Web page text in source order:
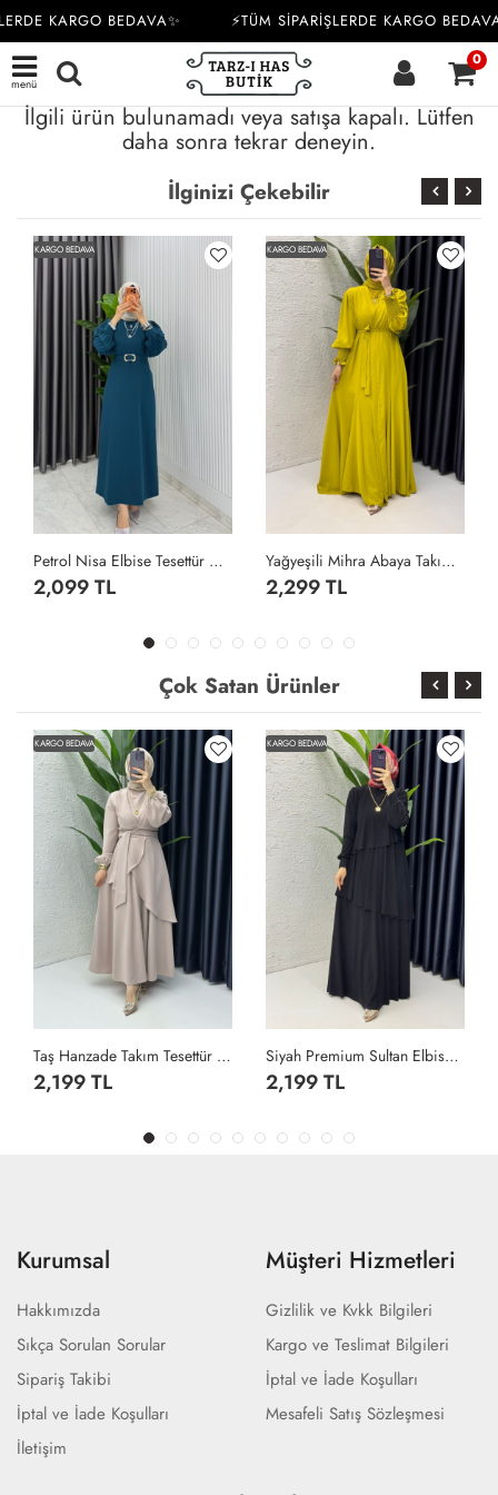
KARGO BEDAVA✨ ⚡TÜM SİPARİŞLERDE KARGO
menü
0
İlgili ürün bulunamadı veya satışa kapalı. Lütfen
daha sonra tekrar deneyin.
İlginizi Çekebilir
KARGO BEDAVA
Petrol Nisa Elbise Tesettür Giyim Petrol Yeşili
2,099 TL
KARGO BEDAVA
Yağyeşili Mihra Abaya Takım Tesettür Giyim Yağ Yeşili
2,299 TL
Çok Satan Ürünler
KARGO BEDAVA
Taş Hanzade Takım Tesettür Giyim Taş Rengi
2,199 TL
KARGO BEDAVA
Siyah Premium Sultan Elbise Tesettür Giyim Siyah
2,199 TL
Kurumsal
Hakkımızda
Sıkça Sorulan Sorular
Sipariş Takibi
İptal ve İade Koşulları
İletişim
Müşteri Hizmetleri
Gizlilik ve Kvkk Bilgileri
Kargo ve Teslimat Bilgileri
İptal ve İade Koşulları
Mesafeli Satış Sözleşmesi